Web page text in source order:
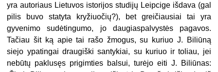
yra autoriaus Lietuvos istorijos studijų Leipcige išdava (gal
pilis buvo statyta kryžiuočių?), bet greičiausiai tai yra
gyvenimo sudėtingumo, jo daugiaspalvystės pagavos.
Tačiau šit ką apie tai rašo žmogus, su kuriuo J. Biliūną
siejo ypatingai draugiški santykiai, su kuriuo ir toliau, jei
nebūtų paklusęs prigimties balsui, turėjo eiti J. Biliūnas: